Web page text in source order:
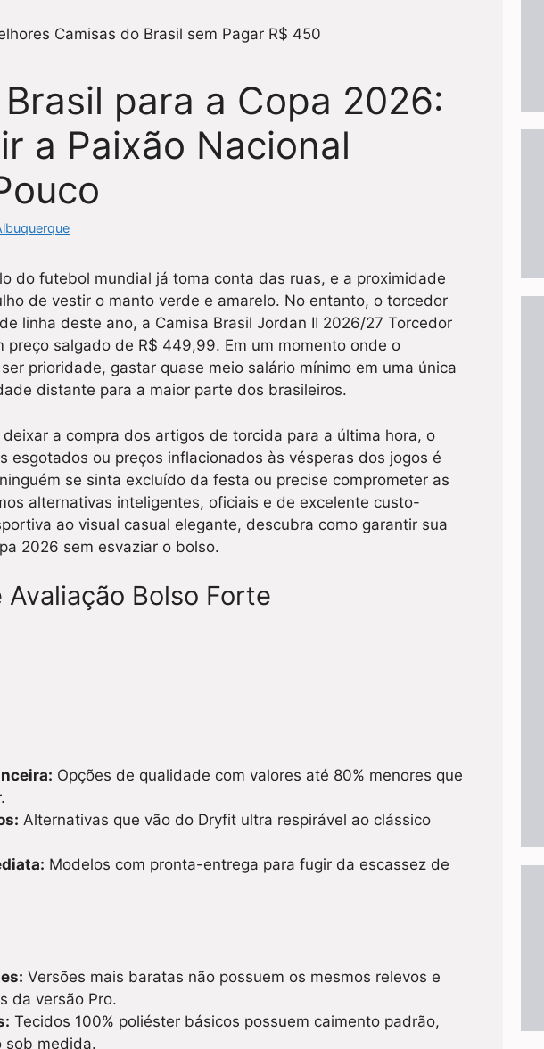
para a Copa 2026:
a Paixão Nacional
do futebol mundial já toma conta das ruas, e a proximidade
de vestir o manto verde e amarelo. No entanto, o torcedor
linha deste ano, a Camisa Brasil Jordan II 2026/27 Torcedor
preço salgado de R$ 449,99. Em um momento onde o
prioridade, gastar quase meio salário mínimo em uma única
distante para a maior parte dos brasileiros.
a compra dos artigos de torcida para a última hora, o
esgotados ou preços inflacionados às vésperas dos jogos é
se sinta excluído da festa ou precise comprometer as
alternativas inteligentes, oficiais e de excelente custo-
ao visual casual elegante, descubra como garantir sua
2026 sem esvaziar o bolso.
Bolso Forte
Opções de qualidade com valores até 80% menores que
Alternativas que vão do Dryfit ultra respirável ao clássico
Modelos com pronta-entrega para fugir da escassez de
Versões mais baratas não possuem os mesmos relevos e
da versão Pro.
Tecidos 100% poliéster básicos possuem caimento padrão,
sob medida.